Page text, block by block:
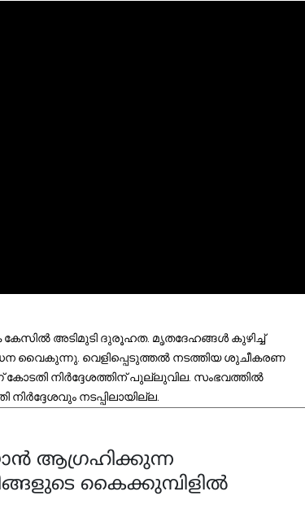
അടിമുടി ദുരൂഹത. മൃതദേഹങ്ങള്‍ കുഴിച്ച്
വൈകുന്നു. വെളിപ്പെടുത്തല്‍ നടത്തിയ ശുചീകരണ
നിര്‍ദ്ദേശത്തിന് പുല്ലുവില. സംഭവത്തില്‍
നടപ്പിലായില്ല.
ആഗ്രഹിക്കുന്ന
കൈക്കുമ്പിളിൽ